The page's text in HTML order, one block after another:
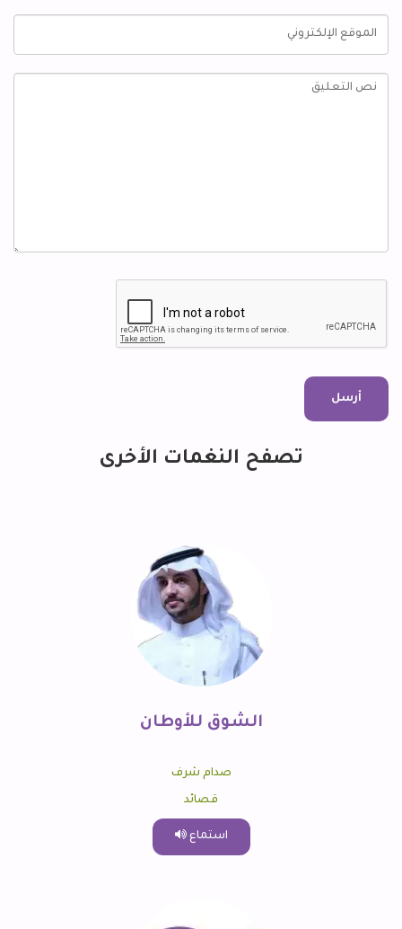
تصفح النغمات الأخرى
الشوق للأوطان
صدام شرف
قصائد
استماع